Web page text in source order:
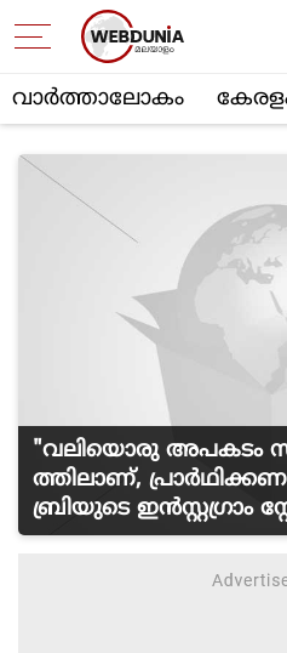
വാര്‍ത്താലോകം
"വലിയൊരു അപകടം
ത്തിലാണ്,
ബ്രിയുടെ ഇൻസ്റ്റ​ഗ്രാം